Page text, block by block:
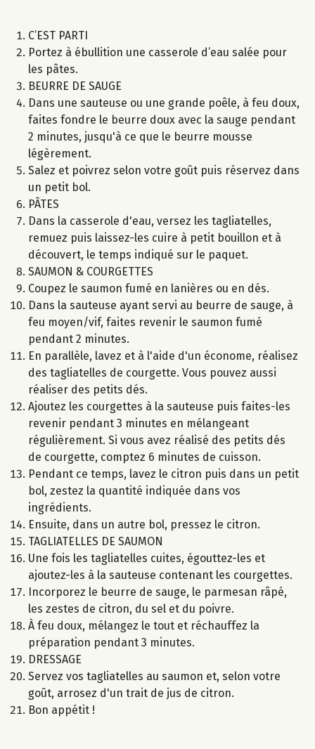
C’EST PARTI
Portez à ébullition une casserole d’eau salée pour
les pâtes.
BEURRE DE SAUGE
Dans une sauteuse ou une grande poêle, à feu doux,
faites fondre le beurre doux avec la sauge pendant
2 minutes, jusqu'à ce que le beurre mousse
légèrement.
Salez et poivrez selon votre goût puis réservez dans
un petit bol.
PÂTES
Dans la casserole d'eau, versez les tagliatelles,
remuez puis laissez-les cuire à petit bouillon et à
découvert, le temps indiqué sur le paquet.
SAUMON & COURGETTES
Coupez le saumon fumé en lanières ou en dés.
Dans la sauteuse ayant servi au beurre de sauge, à
feu moyen/vif, faites revenir le saumon fumé
pendant 2 minutes.
En parallèle, lavez et à l'aide d'un économe, réalisez
des tagliatelles de courgette. Vous pouvez aussi
réaliser des petits dés.
Ajoutez les courgettes à la sauteuse puis faites-les
revenir pendant 3 minutes en mélangeant
régulièrement. Si vous avez réalisé des petits dés
de courgette, comptez 6 minutes de cuisson.
Pendant ce temps, lavez le citron puis dans un petit
bol, zestez la quantité indiquée dans vos
ingrédients.
Ensuite, dans un autre bol, pressez le citron.
TAGLIATELLES DE SAUMON
Une fois les tagliatelles cuites, égouttez-les et
ajoutez-les à la sauteuse contenant les courgettes.
Incorporez le beurre de sauge, le parmesan râpé,
les zestes de citron, du sel et du poivre.
À feu doux, mélangez le tout et réchauffez la
préparation pendant 3 minutes.
DRESSAGE
Servez vos tagliatelles au saumon et, selon votre
goût, arrosez d'un trait de jus de citron.
Bon appétit !